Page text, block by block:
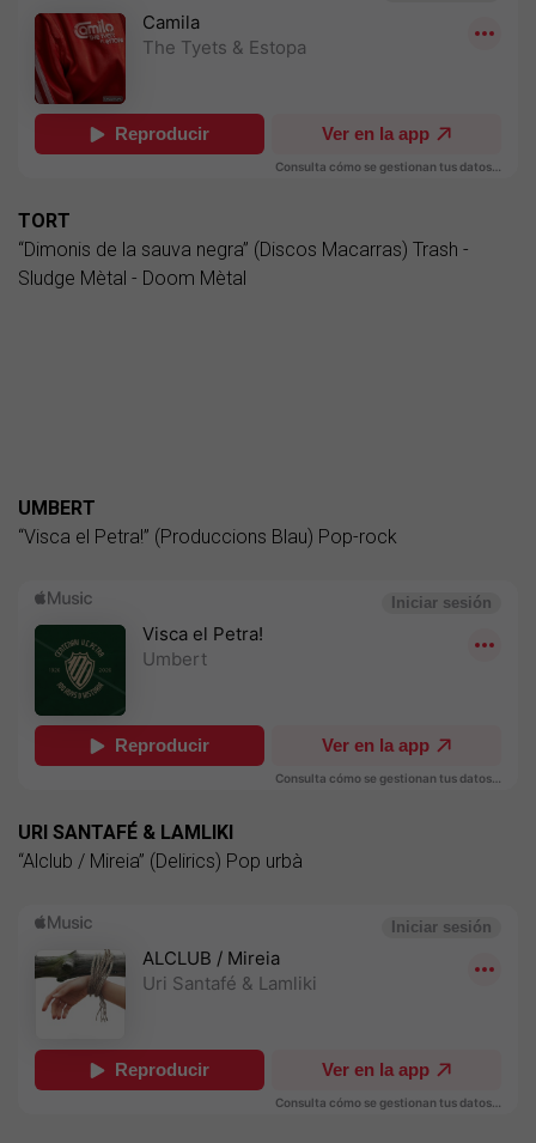
TORT
“Dimonis de la sauva negra” (Discos Macarras) Trash -
Sludge Mètal - Doom Mètal
UMBERT
“Visca el Petra!” (Produccions Blau) Pop-rock
URI SANTAFÉ & LAMLIKI
“Alclub / Mireia” (Delirics) Pop urbà